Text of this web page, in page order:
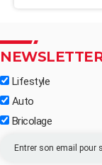
Lifestyle
Auto
Bricolage